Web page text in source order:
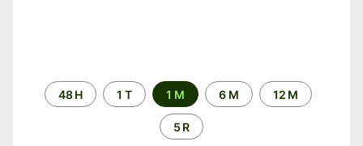
Time
period
48 H 1 T 1 M 6 M 12 M
5 R